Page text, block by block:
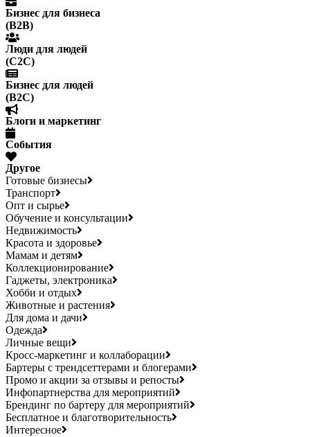
Бизнес для бизнеса
(B2B)
Люди для людей
(С2С)
Бизнес для людей
(B2C)
Блоги и маркетинг
События
Другое
Готовые бизнесы
Транспорт
Опт и сырье
Обучение и консультации
Недвижимость
Красота и здоровье
Мамам и детям
Коллекционирование
Гаджеты, электроника
Хобби и отдых
Животные и растения
Для дома и дачи
Одежда
Личные вещи
Кросс-маркетинг и коллаборации
Бартеры с трендсеттерами и блогерами
Промо и акции за отзывы и репосты
Инфопартнерства для мероприятий
Брендинг по бартеру для мероприятий
Бесплатное и благотворительность
Интересное